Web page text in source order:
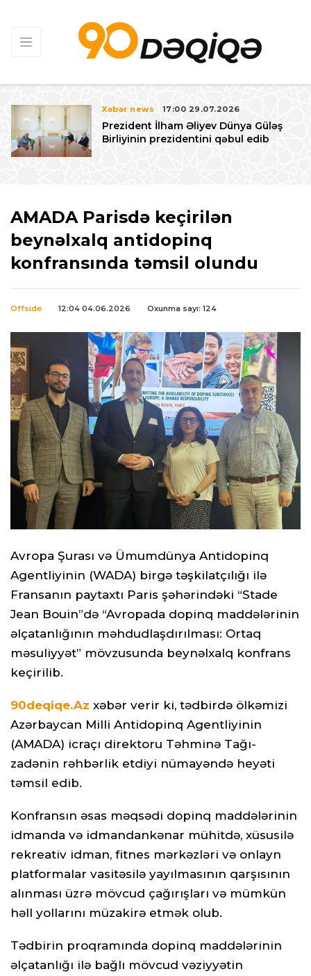
Xəbər news 17:00 29.07.2026
Prezident İlham Əliyev Dünya Güləş
Birliyinin prezidentini qəbul edib
AMADA Parisdə keçirilən
beynəlxalq antidopinq
konfransında təmsil olundu
Offside 12:04 04.06.2026 Oxunma sayı: 124
Avropa Şurası və Ümumdünya Antidopinq
Agentliyinin (WADA) birgə təşkilatçılığı ilə
Fransanın paytaxtı Paris şəhərindəki “Stade
Jean Bouin”də “Avropada dopinq maddələrinin
əlçatanlığının məhdudlaşdırılması: Ortaq
məsuliyyət” mövzusunda beynəlxalq konfrans
keçirilib.
90deqiqe.Az xəbər verir ki, tədbirdə ölkəmizi
Azərbaycan Milli Antidopinq Agentliyinin
(AMADA) icraçı direktoru Təhminə Tağı-
zadənin rəhbərlik etdiyi nümayəndə heyəti
təmsil edib.
Konfransın əsas məqsədi dopinq maddələrinin
idmanda və idmandankənar mühitdə, xüsusilə
rekreativ idman, fitnes mərkəzləri və onlayn
platformalar vasitəsilə yayılmasının qarşısının
alınması üzrə mövcud çağırışları və mümkün
həll yollarını müzakirə etmək olub.
Tədbirin proqramında dopinq maddələrinin
əlçatanlığı ilə bağlı mövcud vəziyyətin